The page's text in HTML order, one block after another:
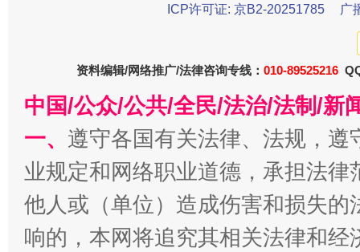
揭开“小金库”的免责幌子
ICP许可证: 京B2-20251785
广
资料编辑/网络推广/法律咨询专线： 010-89525216
中国/公众/公共/全民/法治/法制/新
一、 遵守各国有关法律、法规，
业规定和网络职业道德，承担法
他人或（单位）造成伤害和损失
响的，本网将追究其相关法律和